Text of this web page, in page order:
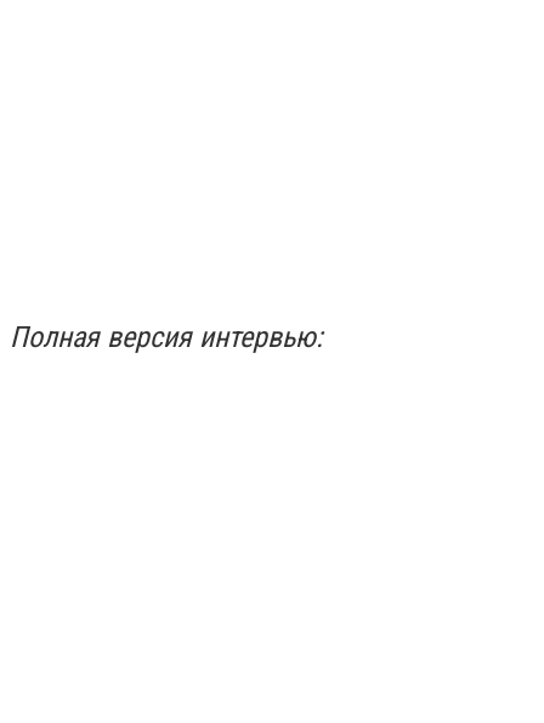
Полная версия интервью: